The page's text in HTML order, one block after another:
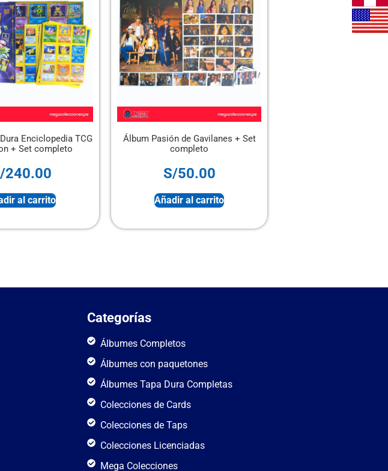
Enciclopedia TCG
+ Set completo
240.00
al carrito
Álbum Pasión de Gavilanes + Set
completo
S/50.00
Añadir al carrito
Categorías
Álbumes Completos
Álbumes con paquetones
Álbumes Tapa Dura Completas
Colecciones de Cards
Colecciones de Taps
Colecciones Licenciadas
Mega Colecciones